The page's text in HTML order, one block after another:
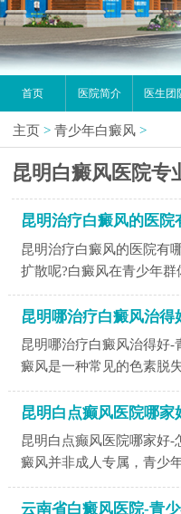
首页 医院简介 医生团
主页 > 青少年白癜风 >
昆明白癜风医院专
昆明治疗白癜风的医院
昆明治疗白癜风的医院有
扩散呢?白癜风在青少年
昆明哪治疗白癜风治得
昆明哪治疗白癜风治得好-
癜风是一种常见的色素脱
昆明白点癫风医院哪家
昆明白点癫风医院哪家好-
癜风并非成人专属，青少
云南省白癜风医院-青